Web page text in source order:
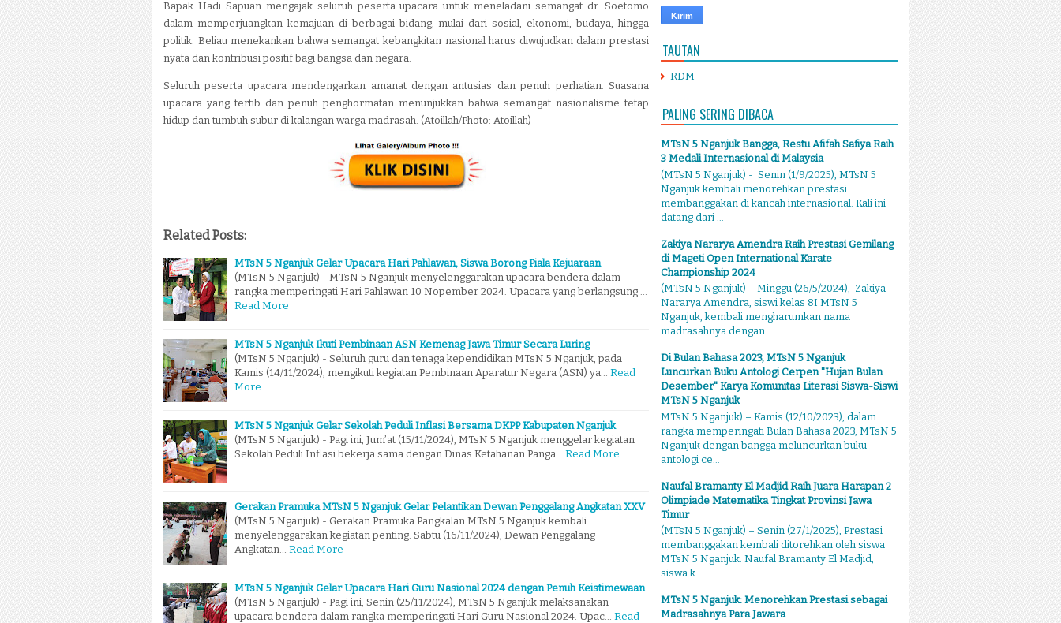
Bapak Hadi Sapuan mengajak seluruh peserta upacara untuk meneladani semangat dr. Soetomo
dalam memperjuangkan kemajuan di berbagai bidang, mulai dari sosial, ekonomi, budaya, hingga
politik. Beliau menekankan bahwa semangat kebangkitan nasional harus diwujudkan dalam prestasi
nyata dan kontribusi positif bagi bangsa dan negara.
Seluruh peserta upacara mendengarkan amanat dengan antusias dan penuh perhatian. Suasana
upacara yang tertib dan penuh penghormatan menunjukkan bahwa semangat nasionalisme tetap
hidup dan tumbuh subur di kalangan warga madrasah. (Atoillah/Photo: Atoillah)
Related Posts:
MTsN 5 Nganjuk Gelar Upacara Hari Pahlawan, Siswa Borong Piala Kejuaraan
(MTsN 5 Nganjuk) - MTsN 5 Nganjuk menyelenggarakan upacara bendera dalam
rangka memperingati Hari Pahlawan 10 Nopember 2024. Upacara yang berlangsung …
Read More
MTsN 5 Nganjuk Ikuti Pembinaan ASN Kemenag Jawa Timur Secara Luring
(MTsN 5 Nganjuk) - Seluruh guru dan tenaga kependidikan MTsN 5 Nganjuk, pada
Kamis (14/11/2024), mengikuti kegiatan Pembinaan Aparatur Negara (ASN) ya… Read
More
MTsN 5 Nganjuk Gelar Sekolah Peduli Inflasi Bersama DKPP Kabupaten Nganjuk
(MTsN 5 Nganjuk) - Pagi ini, Jum’at (15/11/2024), MTsN 5 Nganjuk menggelar kegiatan
Sekolah Peduli Inflasi bekerja sama dengan Dinas Ketahanan Panga… Read More
Gerakan Pramuka MTsN 5 Nganjuk Gelar Pelantikan Dewan Penggalang Angkatan XXV
(MTsN 5 Nganjuk) - Gerakan Pramuka Pangkalan MTsN 5 Nganjuk kembali
menyelenggarakan kegiatan penting. Sabtu (16/11/2024), Dewan Penggalang
Angkatan… Read More
MTsN 5 Nganjuk Gelar Upacara Hari Guru Nasional 2024 dengan Penuh Keistimewaan
(MTsN 5 Nganjuk) - Pagi ini, Senin (25/11/2024), MTsN 5 Nganjuk melaksanakan
upacara bendera dalam rangka memperingati Hari Guru Nasional 2024. Upac… Read
TAUTAN
RDM
PALING SERING DIBACA
MTsN 5 Nganjuk Bangga, Restu Afifah Safiya Raih
3 Medali Internasional di Malaysia
(MTsN 5 Nganjuk) - Senin (1/9/2025), MTsN 5
Nganjuk kembali menorehkan prestasi
membanggakan di kancah internasional. Kali ini
datang dari ...
Zakiya Nararya Amendra Raih Prestasi Gemilang
di Mageti Open International Karate
Championship 2024
(MTsN 5 Nganjuk) – Minggu (26/5/2024), Zakiya
Nararya Amendra, siswi kelas 8I MTsN 5
Nganjuk, kembali mengharumkan nama
madrasahnya dengan ...
Di Bulan Bahasa 2023, MTsN 5 Nganjuk
Luncurkan Buku Antologi Cerpen "Hujan Bulan
Desember" Karya Komunitas Literasi Siswa-Siswi
MTsN 5 Nganjuk
MTsN 5 Nganjuk) – Kamis (12/10/2023), dalam
rangka memperingati Bulan Bahasa 2023, MTsN 5
Nganjuk dengan bangga meluncurkan buku
antologi ce...
Naufal Bramanty El Madjid Raih Juara Harapan 2
Olimpiade Matematika Tingkat Provinsi Jawa
Timur
(MTsN 5 Nganjuk) – Senin (27/1/2025), Prestasi
membanggakan kembali ditorehkan oleh siswa
MTsN 5 Nganjuk. Naufal Bramanty El Madjid,
siswa k...
MTsN 5 Nganjuk: Menorehkan Prestasi sebagai
Madrasahnya Para Jawara